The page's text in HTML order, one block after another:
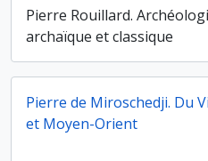
Pierre Rouillard.
archaïque et classique
Pierre de Miroschedji. Du
et Moyen-Orient